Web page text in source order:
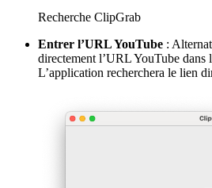
Recherche ClipGrab
Entrer l’URL YouTube :
directement l’URL YouTube dans
L’application recherchera le lien